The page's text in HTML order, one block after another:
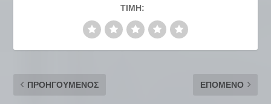
ΤΙΜΉ:
ΠΡΟΗΓΟΎΜΕΝΟΣ ΕΠΌΜΕΝΟ